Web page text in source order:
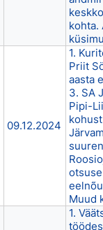
kohta.
09.12.2024
1.
Priit
aasta
3. SA
Pipi-
Muud
1.